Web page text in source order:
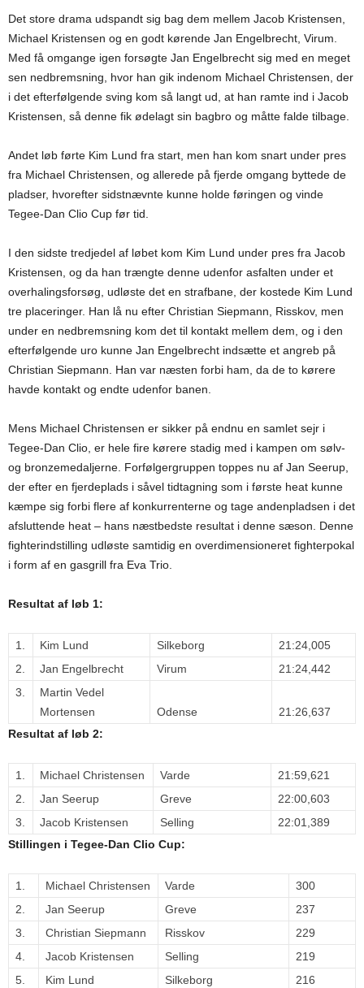
Det store drama udspandt sig bag dem mellem Jacob Kristensen,
Michael Kristensen og en godt kørende Jan Engelbrecht, Virum.
Med få omgange igen forsøgte Jan Engelbrecht sig med en meget
sen nedbremsning, hvor han gik indenom Michael Christensen, der
i det efterfølgende sving kom så langt ud, at han ramte ind i Jacob
Kristensen, så denne fik ødelagt sin bagbro og måtte falde tilbage.
Andet løb førte Kim Lund fra start, men han kom snart under pres
fra Michael Christensen, og allerede på fjerde omgang byttede de
pladser, hvorefter sidstnævnte kunne holde føringen og vinde
Tegee-Dan Clio Cup før tid.
I den sidste tredjedel af løbet kom Kim Lund under pres fra Jacob
Kristensen, og da han trængte denne udenfor asfalten under et
overhalingsforsøg, udløste det en strafbane, der kostede Kim Lund
tre placeringer. Han lå nu efter Christian Siepmann, Risskov, men
under en nedbremsning kom det til kontakt mellem dem, og i den
efterfølgende uro kunne Jan Engelbrecht indsætte et angreb på
Christian Siepmann. Han var næsten forbi ham, da de to kørere
havde kontakt og endte udenfor banen.
Mens Michael Christensen er sikker på endnu en samlet sejr i
Tegee-Dan Clio, er hele fire kørere stadig med i kampen om sølv-
og bronzemedaljerne. Forfølgergruppen toppes nu af Jan Seerup,
der efter en fjerdeplads i såvel tidtagning som i første heat kunne
kæmpe sig forbi flere af konkurrenterne og tage andenpladsen i det
afsluttende heat – hans næstbedste resultat i denne sæson. Denne
fighterindstilling udløste samtidig en overdimensioneret fighterpokal
i form af en gasgrill fra Eva Trio.
Resultat af løb 1:
1. Kim Lund Silkeborg
21:24,005
2.
Jan Engelbrecht Virum
21:24,442
3.
Martin Vedel
Mortensen
Odense
21:26,637
Resultat af løb 2:
1. Michael Christensen Varde
21:59,621
2.
Jan Seerup Greve
22:00,603
3.
Jacob Kristensen Selling
22:01,389
Stillingen i Tegee-Dan Clio Cup:
1. Michael Christensen Varde
300
2.
Jan Seerup Greve
237
3.
Christian Siepmann Risskov
229
4.
Jacob Kristensen Selling
219
5.
Kim Lund Silkeborg
216